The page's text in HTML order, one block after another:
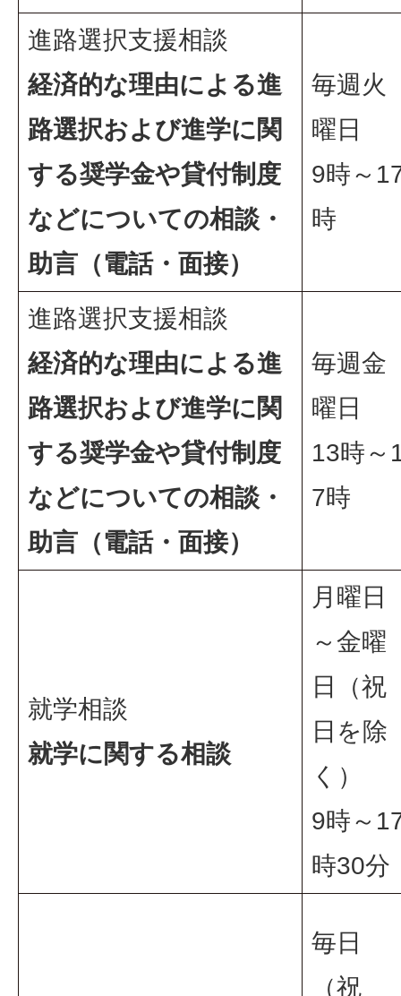
進路選択支援相談
経済的な理由による進
路選択および進学に関
する奨学金や貸付制度
などについての相談・
助言（電話・面接）
毎週火
曜日
9時～
時
進路選択支援相談
経済的な理由による進
路選択および進学に関
する奨学金や貸付制度
などについての相談・
助言（電話・面接）
毎週金
曜日
13時～
7時
就学相談
就学に関する相談
月曜日
～金曜
日（祝
日を除
く）
9時～
時30分
毎日
（祝